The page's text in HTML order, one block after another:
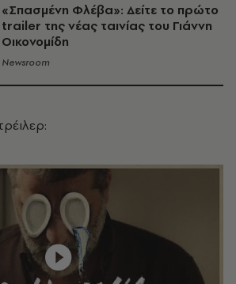
«Σπασμένη Φλέβα»: Δείτε το πρώτο
trailer της νέας ταινίας του Γιάννη
Οικονομίδη
Newsroom